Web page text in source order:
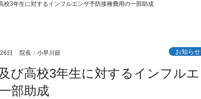
校3年生に対するインフルエンザ予防接種費用の一部助成
日 院長：小早川節 お知らせ
び高校3年生に対するインフルエ
部助成